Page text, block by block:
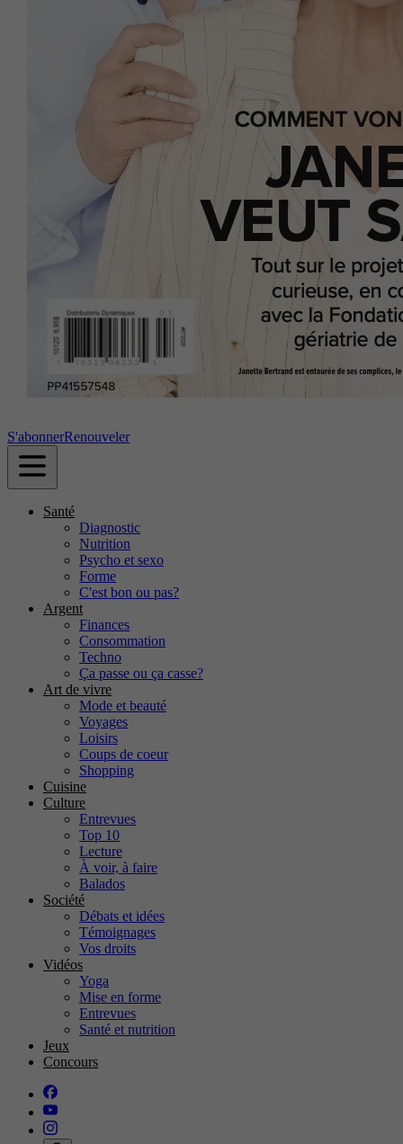
S'abonnerRenouveler
Santé
Diagnostic
Nutrition
Psycho et sexo
Forme
C'est bon ou pas?
Argent
Finances
Consommation
Techno
Ça passe ou ça casse?
Art de vivre
Mode et beauté
Voyages
Loisirs
Coups de coeur
Shopping
Cuisine
Culture
Entrevues
Top 10
Lecture
À voir, à faire
Balados
Société
Débats et idées
Témoignages
Vos droits
Vidéos
Yoga
Mise en forme
Entrevues
Santé et nutrition
Jeux
Concours